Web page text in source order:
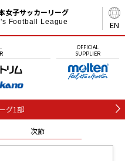
EN
女子サッカーリーグ
Football League
OFFICIAL
SUPPLIER
グ1部
次節